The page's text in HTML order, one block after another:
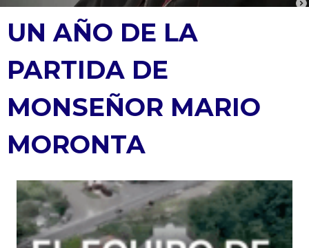
UN AÑO DE LA
PARTIDA DE
MONSEÑOR MARIO
MORONTA